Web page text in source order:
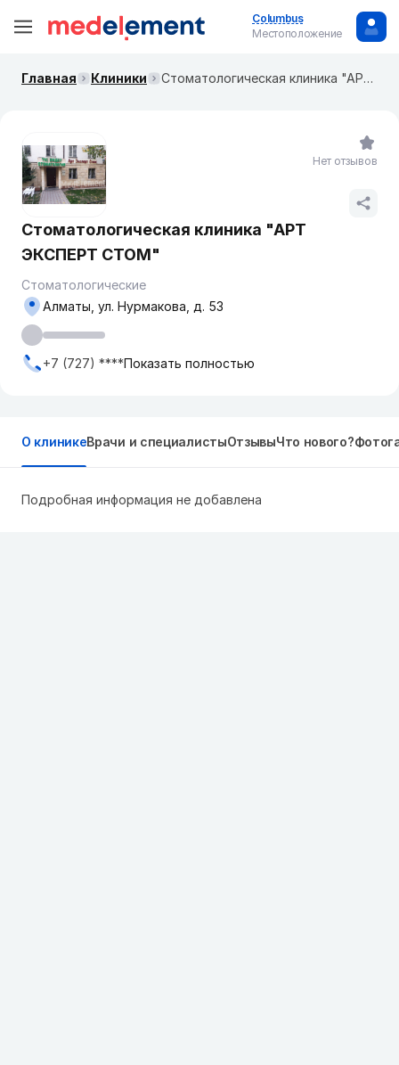
Columbus
Местоположение
Главная Клиники Стоматологическая клиника "АРТ ЭКСПЕРТ СТОМ"
Стоматологическая клиника "АРТ
ЭКСПЕРТ СТОМ"
Стоматологические
Алматы, ул. Нурмакова, д. 53
+7 (727) ****Показать полностью
Нет отзывов
О клиникеВрачи и специалистыОтзывыЧто нового?
Подробная информация не добавлена